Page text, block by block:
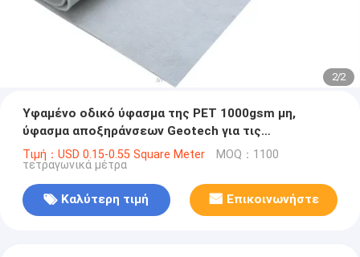
2/2
Υφαμένο οδικό ύφασμα της PET 1000gsm μη,
ύφασμα αποξηράνσεων Geotech για τις
εγκαταστάσεις λυμάτων
Τιμή：USD 0.15-0.55 Square Meter MOQ：1100
τετραγωνικά μέτρα
Καλύτερη τιμή Επικοινωνήστε